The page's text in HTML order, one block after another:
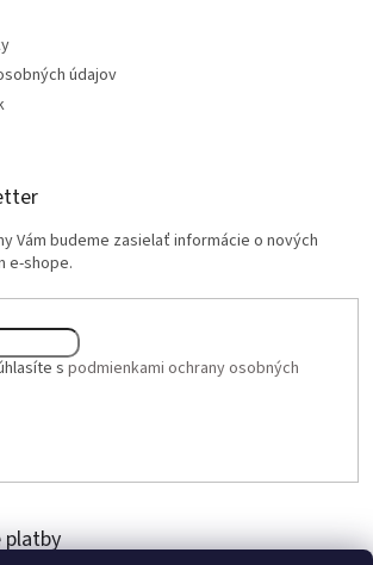
údajov
Vám budeme zasielať informácie o nových
e-shope.
s podmienkami ochrany osobných
platby